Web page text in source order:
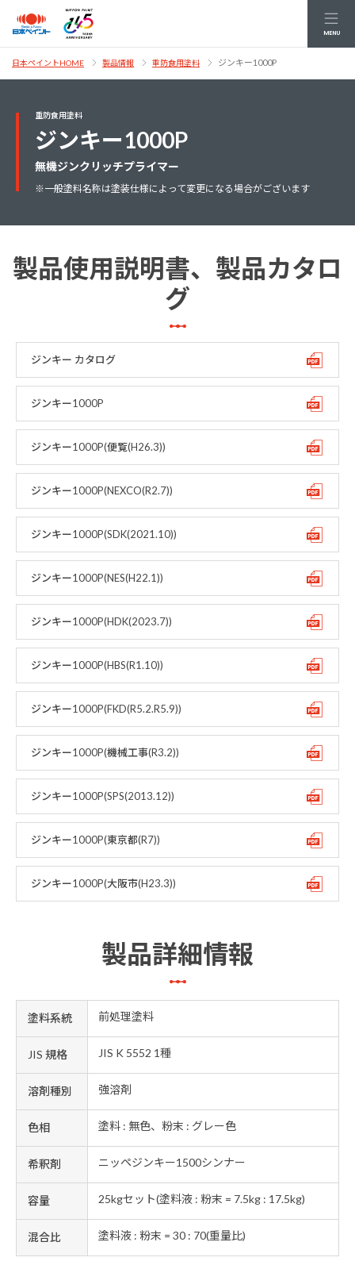
MENU
日本ペイントHOME 製品情報 重防食用塗料 ジンキー1000P
重防食用塗料
ジンキー1000P
無機ジンクリッチプライマー
※一般塗料名称は塗装仕様によって変更になる場合がございます
製品使用説明書、製品カタロ
グ
ジンキー カタログ
ジンキー1000P
ジンキー1000P(便覧(H26.3))
ジンキー1000P(NEXCO(R2.7))
ジンキー1000P(SDK(2021.10))
ジンキー1000P(NES(H22.1))
ジンキー1000P(HDK(2023.7))
ジンキー1000P(HBS(R1.10))
ジンキー1000P(FKD(R5.2.R5.9))
ジンキー1000P(機械工事(R3.2))
ジンキー1000P(SPS(2013.12))
ジンキー1000P(東京都(R7))
ジンキー1000P(大阪市(H23.3))
製品詳細情報
塗料系統 前処理塗料
JIS 規格 JIS K 5552 1種
溶剤種別 強溶剤
色相 塗料 : 無色、粉末 : グレー色
希釈剤 ニッペジンキー1500シンナー
容量 25kgセット(塗料液 : 粉末 = 7.5kg : 17.5kg)
混合比 塗料液 : 粉末 = 30 : 70(重量比)